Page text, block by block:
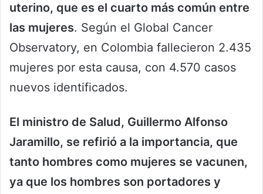
uterino, que es el cuarto más común entre
las mujeres. Según el Global Cancer
Observatory, en Colombia fallecieron 2.435
mujeres por esta causa, con 4.570 casos
nuevos identificados.
El ministro de Salud, Guillermo Alfonso
Jaramillo, se refirió a la importancia, que
tanto hombres como mujeres se vacunen,
ya que los hombres son portadores y